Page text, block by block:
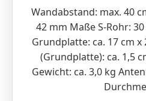
Wandabstand: max. 40
42 mm Maße S-Rohr:
Grundplatte: ca. 17 cm
(Grundplatte): ca. 1,5
Gewicht: ca. 3,0 kg